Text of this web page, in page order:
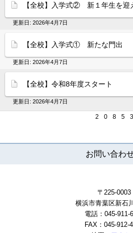
【全校】入学式② 新１年生を迎
更新日: 2026年4月7日
【全校】入学式① 新たな門出
更新日: 2026年4月7日
【全校】令和8年度スタート
更新日: 2026年4月7日
2 0 8 5 3
お問い合わ
〒225-0003
横浜市青葉区新石
電話：045-911-
FAX：045-912-